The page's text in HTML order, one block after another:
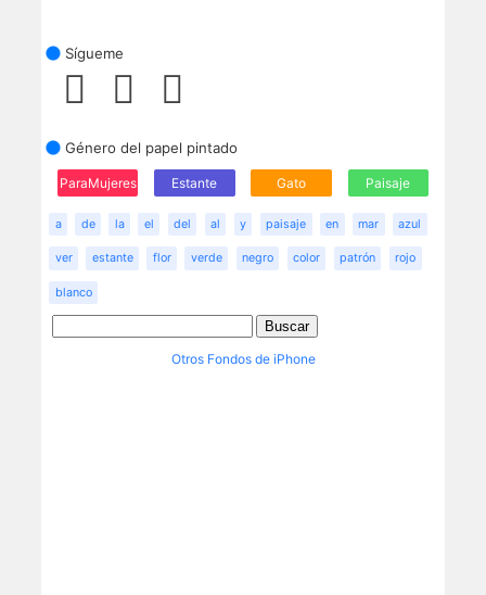
Sígueme
Género del papel pintado
ParaMujeres Estante Gato Paisaje
a de la el del al y paisaje en mar azul
ver estante flor verde negro color patrón rojo
blanco
Otros Fondos de iPhone